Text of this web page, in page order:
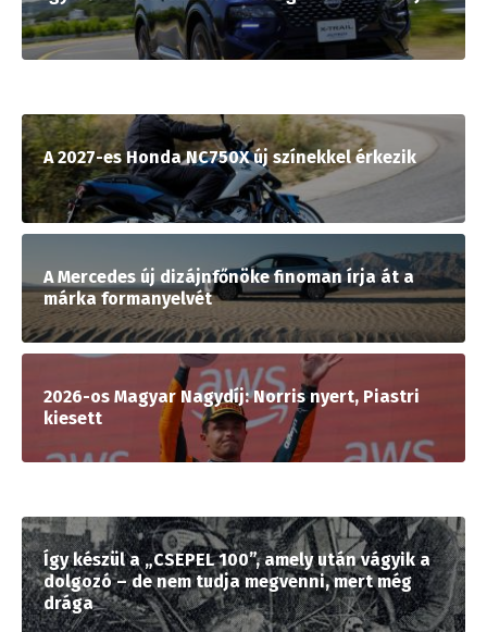
A 2027-es Honda NC750X új színekkel érkezik
A Mercedes új dizájnfőnöke finoman írja át a
márka formanyelvét
2026-os Magyar Nagydíj: Norris nyert, Piastri
kiesett
Így készül a „CSEPEL 100”, amely után vágyik a
dolgozó – de nem tudja megvenni, mert még
drága